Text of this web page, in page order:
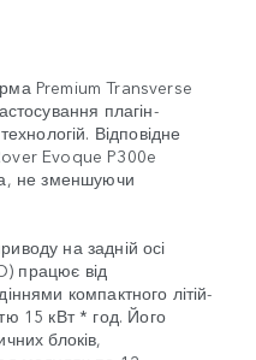
Premium Transverse
плагін-
Відповідне
Evoque P300e
не зменшуючи
на задній осі
працює від
компактного літій-
15 кВт * год. Його
блоків,